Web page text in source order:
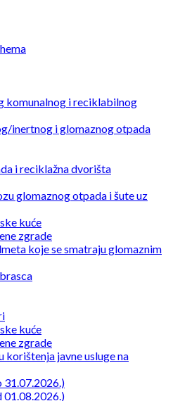
komunalnog i reciklabilnog
inertnog i glomaznog otpada
i reciklažna dvorišta
glomaznog otpada i šute uz
kuće
zgrade
koje se smatraju glomaznim
kuće
zgrade
korištenja javne usluge na
31.07.2026.)
01.08.2026.)